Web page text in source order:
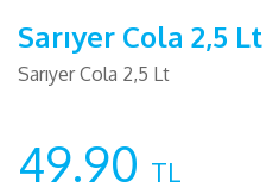
Sarıyer Cola 2,5 Lt
Sarıyer Cola 2,5 Lt
49.90 TL